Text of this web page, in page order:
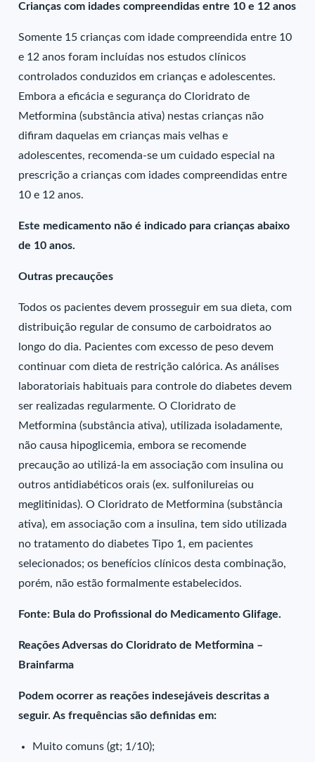
Crianças com idades compreendidas entre 10 e 12 anos
Somente 15 crianças com idade compreendida entre 10
e 12 anos foram incluídas nos estudos clínicos
controlados conduzidos em crianças e adolescentes.
Embora a eficácia e segurança do Cloridrato de
Metformina (substância ativa) nestas crianças não
difiram daquelas em crianças mais velhas e
adolescentes, recomenda-se um cuidado especial na
prescrição a crianças com idades compreendidas entre
10 e 12 anos.
Este medicamento não é indicado para crianças abaixo
de 10 anos.
Outras precauções
Todos os pacientes devem prosseguir em sua dieta, com
distribuição regular de consumo de carboidratos ao
longo do dia. Pacientes com excesso de peso devem
continuar com dieta de restrição calórica. As análises
laboratoriais habituais para controle do diabetes devem
ser realizadas regularmente. O Cloridrato de
Metformina (substância ativa), utilizada isoladamente,
não causa hipoglicemia, embora se recomende
precaução ao utilizá-la em associação com insulina ou
outros antidiabéticos orais (ex. sulfonilureias ou
meglitinidas). O Cloridrato de Metformina (substância
ativa), em associação com a insulina, tem sido utilizada
no tratamento do diabetes Tipo 1, em pacientes
selecionados; os benefícios clínicos desta combinação,
porém, não estão formalmente estabelecidos.
Fonte: Bula do Profissional do Medicamento Glifage.
Reações Adversas do Cloridrato de Metformina –
Brainfarma
Podem ocorrer as reações indesejáveis descritas a
seguir. As frequências são definidas em:
Muito comuns (gt; 1/10);